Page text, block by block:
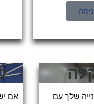
שלך עם
אם